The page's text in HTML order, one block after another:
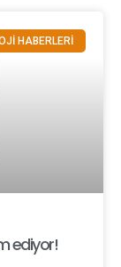
HABERLERİ
ediyor!